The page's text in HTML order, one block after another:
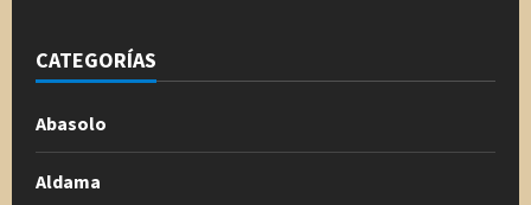
CATEGORÍAS
Abasolo
Aldama